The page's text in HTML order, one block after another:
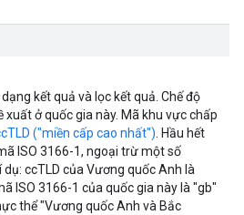
kết quả và lọc kết quả. Chế độ
xuất ở quốc gia này. Mã khu vực chấp
("miền cấp cao nhất"). Hầu hết
ISO 3166-1, ngoại trừ một số
ccTLD của Vương quốc Anh là
ISO 3166-1 của quốc gia này là "gb"
thể "Vương quốc Anh và Bắc